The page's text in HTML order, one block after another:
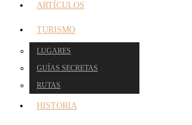
ARTÍCULOS
TURISMO
LUGARES
GUÍAS SECRETAS
RUTAS
HISTORIA